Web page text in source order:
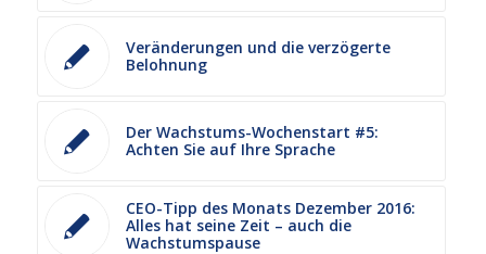
Veränderungen und die verzögerte
Belohnung
Der Wachstums-Wochenstart #5:
Achten Sie auf Ihre Sprache
CEO-Tipp des Monats Dezember 2016:
Alles hat seine Zeit – auch die
Wachstumspause